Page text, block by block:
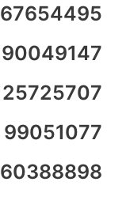
67654495
90049147
25725707
99051077
60388898